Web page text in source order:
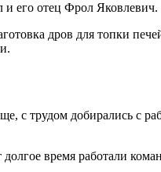
и его отец Фрол Яковлевич.
дров для топки
с трудом добирались с
время работали